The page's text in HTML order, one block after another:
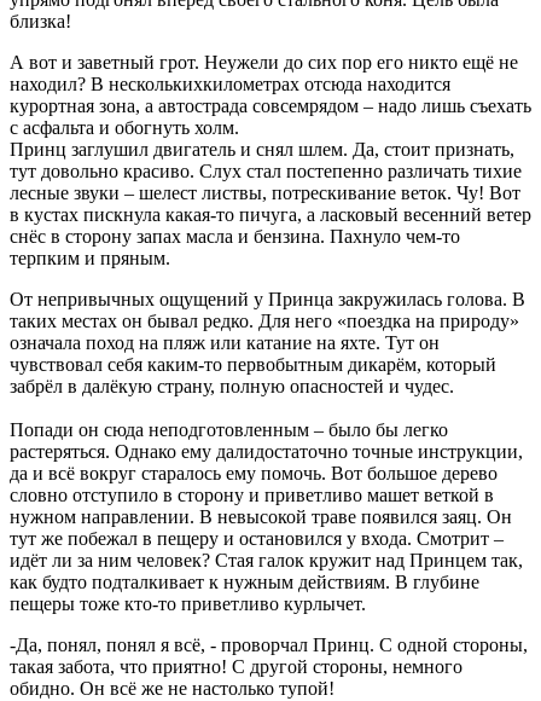
близка!
А вот и заветный грот. Неужели до сих пор его никто ещё не
находил? В несколькихкилометрах отсюда находится
курортная зона, а автострада совсемрядом – надо лишь съехать
с асфальта и обогнуть холм.
Принц заглушил двигатель и снял шлем. Да, стоит признать,
тут довольно красиво. Слух стал постепенно различать тихие
лесные звуки – шелест листвы, потрескивание веток. Чу! Вот
в кустах пискнула какая-то пичуга, а ласковый весенний ветер
снёс в сторону запах масла и бензина. Пахнуло чем-то
терпким и пряным.
От непривычных ощущений у Принца закружилась голова. В
таких местах он бывал редко. Для него «поездка на природу»
означала поход на пляж или катание на яхте. Тут он
чувствовал себя каким-то первобытным дикарём, который
забрёл в далёкую страну, полную опасностей и чудес.
Попади он сюда неподготовленным – было бы легко
растеряться. Однако ему далидостаточно точные инструкции,
да и всё вокруг старалось ему помочь. Вот большое дерево
словно отступило в сторону и приветливо машет веткой в
нужном направлении. В невысокой траве появился заяц. Он
тут же побежал в пещеру и остановился у входа. Смотрит –
идёт ли за ним человек? Стая галок кружит над Принцем так,
как будто подталкивает к нужным действиям. В глубине
пещеры тоже кто-то приветливо курлычет.
-Да, понял, понял я всё, - проворчал Принц. С одной стороны,
такая забота, что приятно! С другой стороны, немного
обидно. Он всё же не настолько тупой!